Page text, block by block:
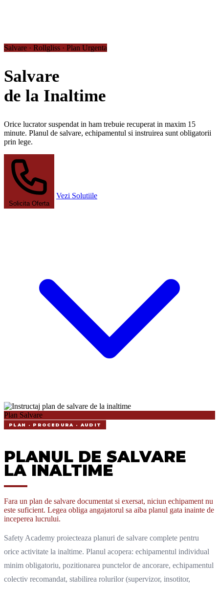
Salvare · Rollgliss · Plan Urgenta
Salvare
de la Inaltime
Orice lucrator suspendat in ham trebuie recuperat in maxim 15
minute. Planul de salvare, echipamentul si instruirea sunt obligatorii
prin lege.
Solicita Oferta
Vezi Solutiile
Plan Salvare
PLAN · PROCEDURA · AUDIT
PLANUL DE SALVARE
LA INALTIME
Fara un plan de salvare documentat si exersat, niciun echipament nu
este suficient. Legea obliga angajatorul sa aiba planul gata inainte de
inceperea lucrului.
Safety Academy proiecteaza planuri de salvare complete pentru
orice activitate la inaltime. Planul acopera: echipamentul individual
minim obligatoriu, pozitionarea punctelor de ancorare, echipamentul
colectiv recomandat, stabilirea rolurilor (supervizor, insotitor,